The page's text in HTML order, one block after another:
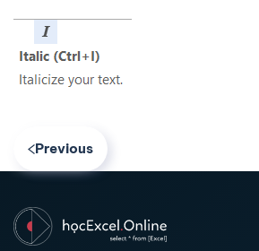
Previous